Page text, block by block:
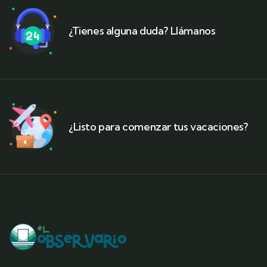
¿Tienes alguna duda? Llámanos
¿Listo para comenzar tus vacaciones?